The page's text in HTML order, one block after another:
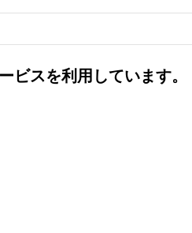
ビスを利用しています。